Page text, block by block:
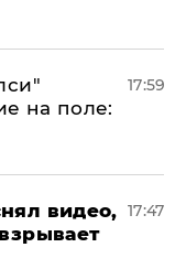
на поле:
17:59
видео, 17:47